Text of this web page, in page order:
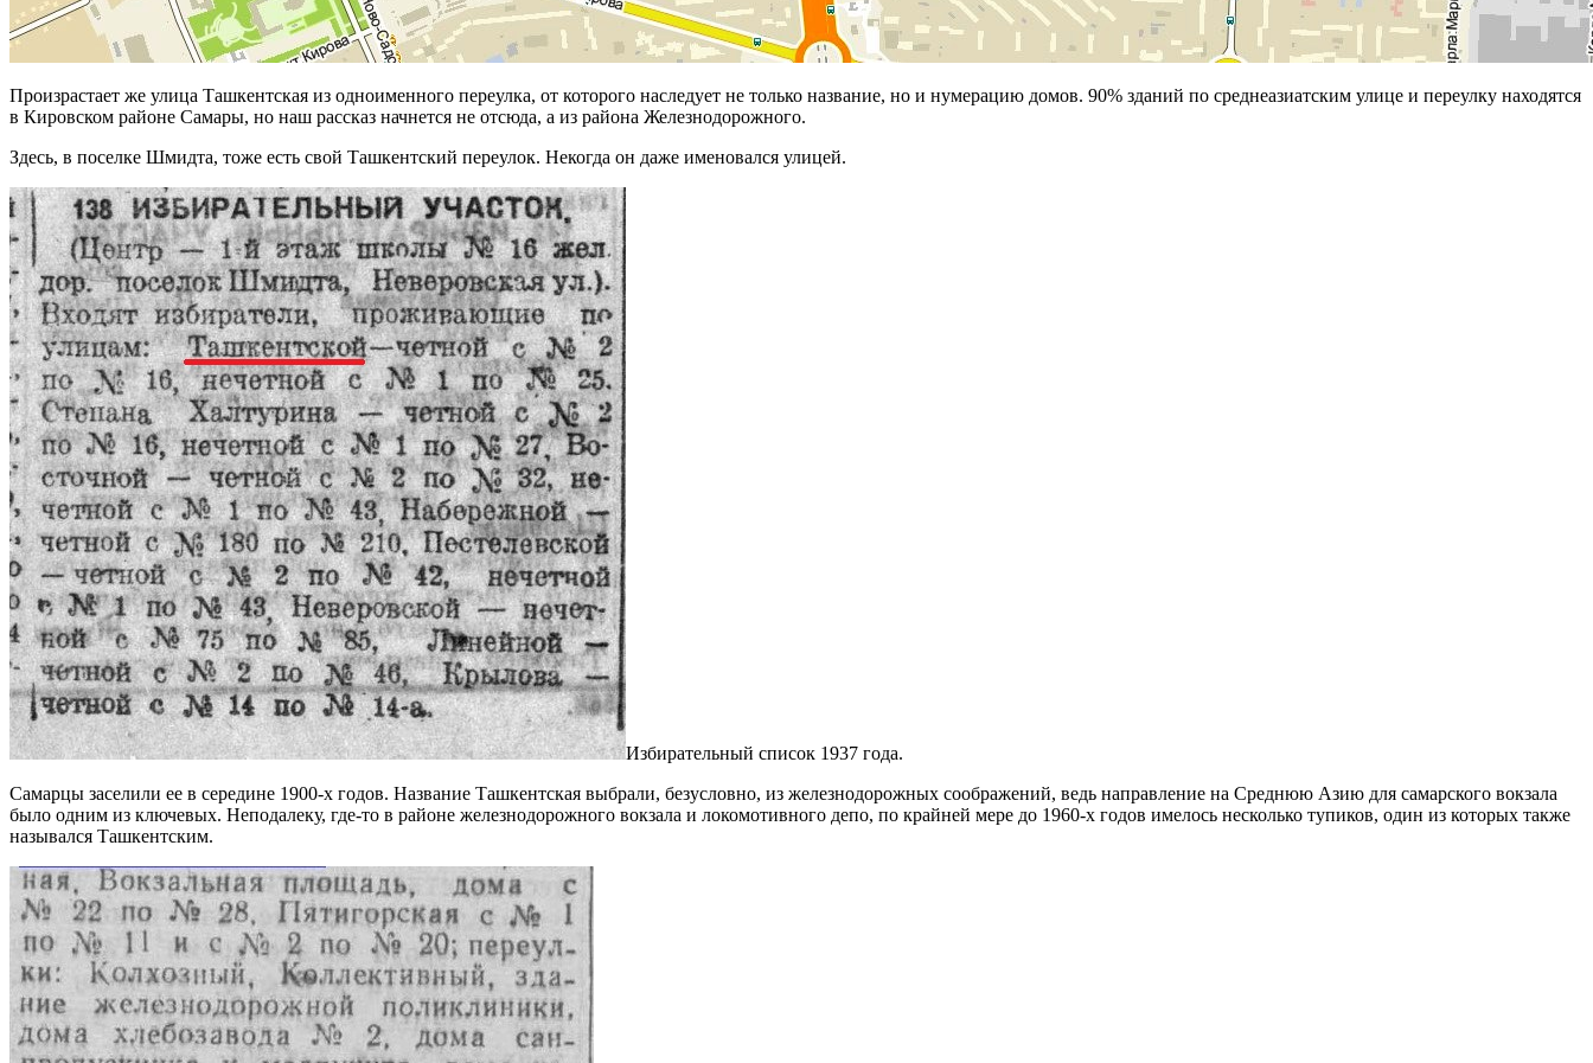
Произрастает же улица Ташкентская из одноименного переулка, от которого наследует не только название, но и нумерацию домов. 90% зданий по среднеазиатским улице и переулку находятся
в Кировском районе Самары, но наш рассказ начнется не отсюда, а из района Железнодорожного.
Здесь, в поселке Шмидта, тоже есть свой Ташкентский переулок. Некогда он даже именовался улицей.
Избирательный список 1937 года.
Самарцы заселили ее в середине 1900-х годов. Название Ташкентская выбрали, безусловно, из железнодорожных соображений, ведь направление на Среднюю Азию для самарского вокзала
было одним из ключевых. Неподалеку, где-то в районе железнодорожного вокзала и локомотивного депо, по крайней мере до 1960-х годов имелось несколько тупиков, один из которых также
назывался Ташкентским.